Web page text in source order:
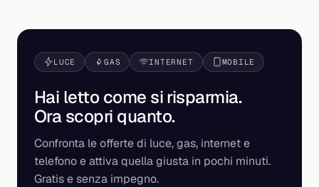
LUCE GAS INTERNET MOBILE
Hai letto come si risparmia.
Ora scopri quanto.
Confronta le offerte di luce, gas, internet e
telefono e attiva quella giusta in pochi minuti.
Gratis e senza impegno.